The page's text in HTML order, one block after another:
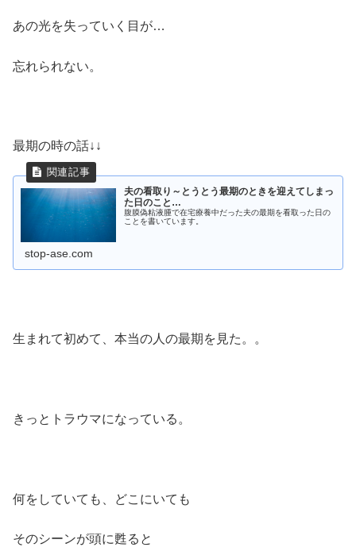
あの光を失っていく目が…
忘れられない。
最期の時の話↓↓
夫の看取り～とうとう最期のときを迎えてしまっ
た日のこと…
腹膜偽粘液腫で在宅療養中だった夫の最期を看取った日の
ことを書いています。
stop-ase.com
生まれて初めて、本当の人の最期を見た。。
きっとトラウマになっている。
何をしていても、どこにいても
そのシーンが頭に甦ると